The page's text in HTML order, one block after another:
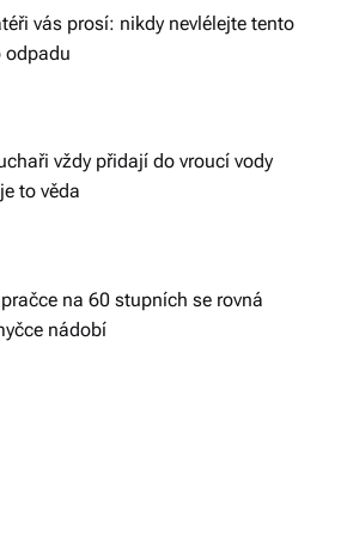
vás prosí: nikdy nevlélejte tento
odpadu
vždy přidají do vroucí vody
to věda
na 60 stupních se rovná
nádobí